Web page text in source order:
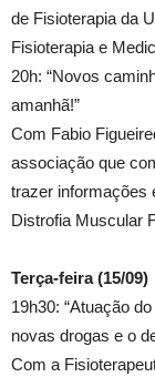
de Fisioterapia da
Fisioterapia e
20h: “Novos
amanhã!”
Com Fabio
associação que
trazer informações
Distrofia Muscular
Terça-feira (15/09)
19h30: “Atuação
novas drogas e o
Com a